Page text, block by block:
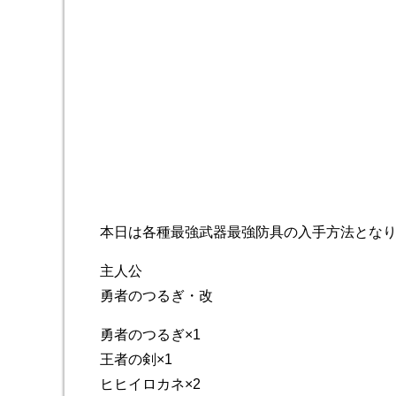
本日は各種最強武器最強防具の入手方法とな
主人公
勇者のつるぎ・改
勇者のつるぎ×1
王者の剣×1
ヒヒイロカネ×2